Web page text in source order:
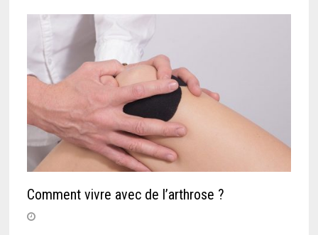
Comment vivre avec de l’arthrose ?